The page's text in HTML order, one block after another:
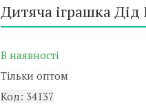
Дитяча іграшка
В наявності
Тільки оптом
Код: 34137